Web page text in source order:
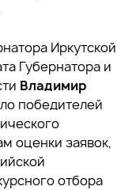
Иркутской
Губернатора и
Владимир
победителей
оценки заявок,
отбора